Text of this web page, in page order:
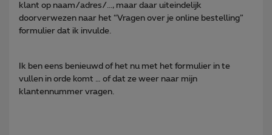
klant op naam/adres/..., maar daar uiteindelijk
doorverwezen naar het “Vragen over je online bestelling”
formulier dat ik invulde.
Ik ben eens benieuwd of het nu met het formulier in te
vullen in orde komt … of dat ze weer naar mijn
klantennummer vragen.